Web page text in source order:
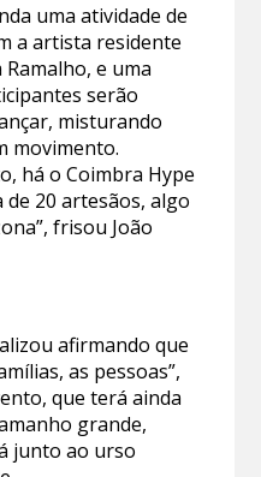
uma atividade de
a artista residente
Ramalho, e uma
serão
misturando
movimento.
há o Coimbra Hype
20 artesãos, algo
frisou João
afirmando que
as pessoas”,
que terá ainda
grande,
junto ao urso